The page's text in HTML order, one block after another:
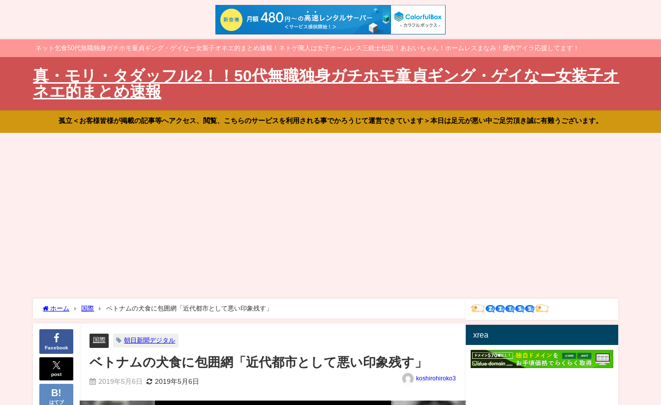
ネット乞食50代無職独身ガチホモ童貞ギング・ゲイなー女装子オネエ的まとめ速報！ネトゲ廃人は女子ホームレス三銃士伝説！あおいちゃん！ホームレスまなみ！愛内アイラ応援してます！
真・モリ・タダッフル2！！50代無職独身ガチホモ童貞ギング・ゲイなー女装子オ
ネエ的まとめ速報
孤立＜お客様皆様が掲載の記事等へアクセス、閲覧、こちらのサービスを利用される事でかろうじて運営できています＞本日は足元が悪い中ご足労頂き誠に有難うございます。
ホーム 国際 ベトナムの犬食に包囲網「近代都市として悪い印象残す」
Facebook
post
はてブ
国際 朝日新聞デジタル
ベトナムの犬食に包囲網「近代都市として悪い印象残す」
2019年5月6日 2019年5月6日 koshirohiroko3
xrea